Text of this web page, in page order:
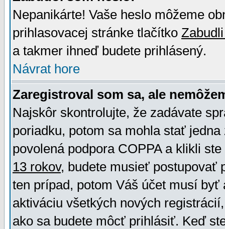
Nepanikárte! Vaše heslo môžeme
prihlasovacej stránke tlačítko
a takmer ihneď budete prihlásený.
Návrat hore
Zaregistroval som sa, ale
Najskôr skontrolujte, že zadávate
poriadku, potom sa mohla stať
povolená podpora COPPA a klikli
13 rokov, budete musieť postupovať
ten prípad, potom Váš účet musí
aktiváciu všetkých nových
ako sa budete môcť prihlásiť. Keď